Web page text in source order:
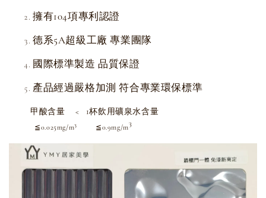
擁有104項專利認證
德系5A超級工廠 專業團隊
國際標準製造 品質保證
產品經過嚴格加測 符合專業環保標準
甲酸含量 < 1杯飲用礦泉水含量
≦0.025mg/m3 ≦0.9mg/m3